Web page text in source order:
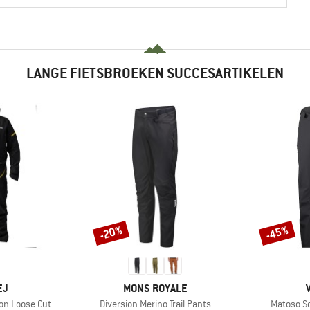
LANGE FIETSBROEKEN SUCCESARTIKELEN
Loose Cut
MERK
MONS ROYALE
Artikel
Diversion Merino Trail Pants
Korting
-20%
Artikel
Matoso
Korting
-45%